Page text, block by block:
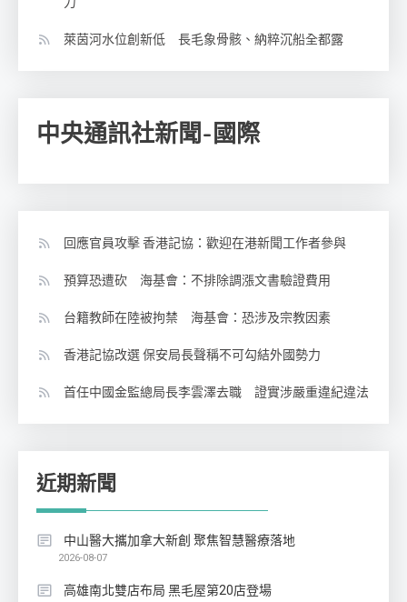
萊茵河水位創新低 長毛象骨骸、納粹沉船全都露
中央通訊社新聞-國際
回應官員攻擊 香港記協：歡迎在港新聞工作者參與
預算恐遭砍 海基會：不排除調漲文書驗證費用
台籍教師在陸被拘禁 海基會：恐涉及宗教因素
香港記協改選 保安局長聲稱不可勾結外國勢力
首任中國金監總局長李雲澤去職 證實涉嚴重違紀違法
近期新聞
中山醫大攜加拿大新創 聚焦智慧醫療落地
2026-08-07
高雄南北雙店布局 黑毛屋第20店登場